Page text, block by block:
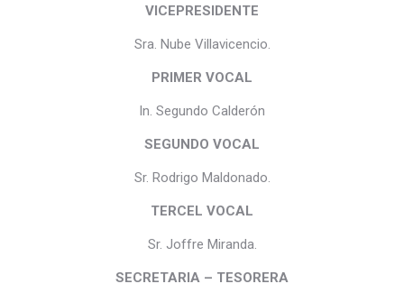
VICEPRESIDENTE
Sra. Nube Villavicencio.
PRIMER VOCAL
In. Segundo Calderón
SEGUNDO VOCAL
Sr. Rodrigo Maldonado.
TERCEL VOCAL
Sr. Joffre Miranda.
SECRETARIA – TESORERA